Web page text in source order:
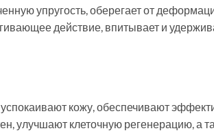
упругость, оберегает от
действие, впитывает и
кожу, обеспечивают
улучшают клеточную регенерацию, а